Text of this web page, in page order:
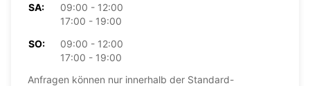
SA:
09:00 - 12:00
17:00 - 19:00
SO:
09:00 - 12:00
17:00 - 19:00
Anfragen können nur innerhalb der Standard-